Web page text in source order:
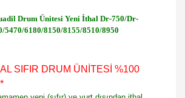
Drum Ünitesi Yeni İthal Dr-750/Dr-
5470/6180/8150/8155/8510/8950
SIFIR DRUM ÜNİTESİ %100
*